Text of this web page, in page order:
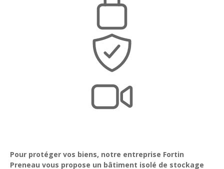
Pour protéger vos biens, notre entreprise Fortin
Preneau vous propose un bâtiment isolé de stockage